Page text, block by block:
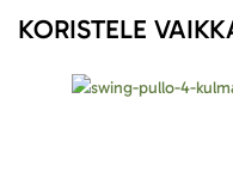
KORISTELE